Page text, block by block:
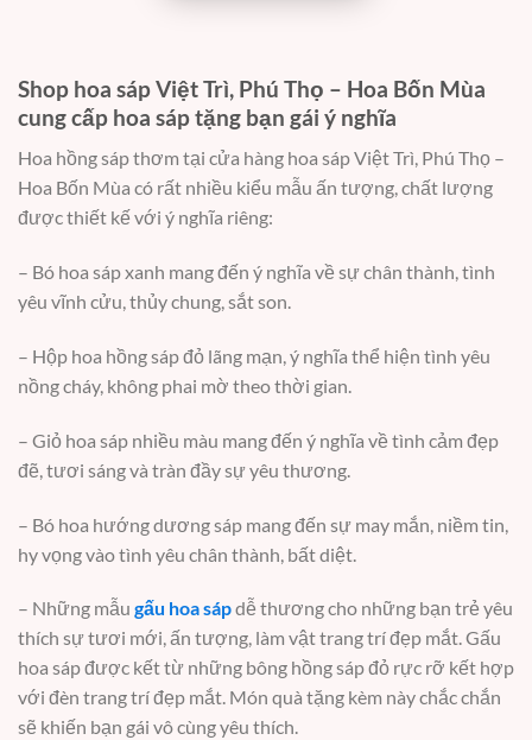
Shop hoa sáp Việt Trì, Phú Thọ – Hoa Bốn Mùa
cung cấp hoa sáp tặng bạn gái ý nghĩa
Hoa hồng sáp thơm tại cửa hàng hoa sáp Việt Trì, Phú Thọ –
Hoa Bốn Mùa có rất nhiều kiểu mẫu ấn tượng, chất lượng
được thiết kế với ý nghĩa riêng:
– Bó hoa sáp xanh mang đến ý nghĩa về sự chân thành, tình
yêu vĩnh cửu, thủy chung, sắt son.
– Hộp hoa hồng sáp đỏ lãng mạn, ý nghĩa thể hiện tình yêu
nồng cháy, không phai mờ theo thời gian.
– Giỏ hoa sáp nhiều màu mang đến ý nghĩa về tình cảm đẹp
đẽ, tươi sáng và tràn đầy sự yêu thương.
– Bó hoa hướng dương sáp mang đến sự may mắn, niềm tin,
hy vọng vào tình yêu chân thành, bất diệt.
– Những mẫu gấu hoa sápdễ thương cho những bạn trẻ yêu
thích sự tươi mới, ấn tượng, làm vật trang trí đẹp mắt. Gấu
hoa sáp được kết từ những bông hồng sáp đỏ rực rỡ kết hợp
với đèn trang trí đẹp mắt. Món quà tặng kèm này chắc chắn
sẽ khiến bạn gái vô cùng yêu thích.